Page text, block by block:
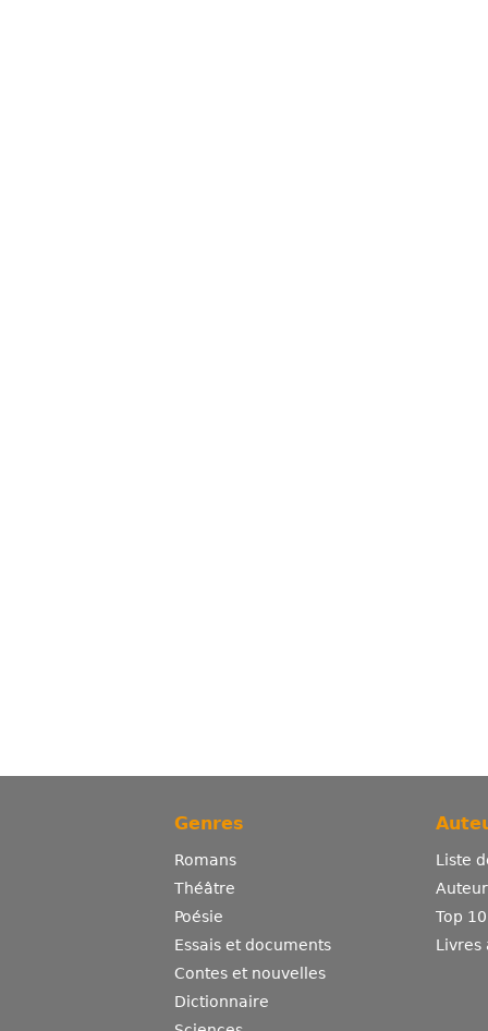
Genres
Romans
Théâtre
Poésie
Essais et documents
Contes et nouvelles
Dictionnaire
Liste
Top
Livres